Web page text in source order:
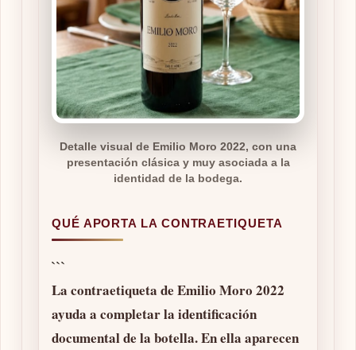
Detalle visual de Emilio Moro 2022, con una
presentación clásica y muy asociada a la
identidad de la bodega.
QUÉ APORTA LA CONTRAETIQUETA
```
La contraetiqueta de Emilio Moro 2022
ayuda a completar la identificación
documental de la botella. En ella aparecen